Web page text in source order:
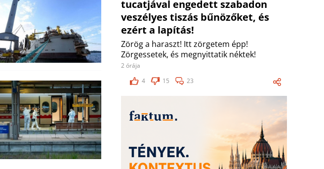
tucatjával engedett szabadon
veszélyes tiszás bűnözőket, és
ezért a lapítás!
Zörög a haraszt! Itt zörgetem épp!
Zörgessetek, és megnyittatik néktek!
2 órája
4
15 23